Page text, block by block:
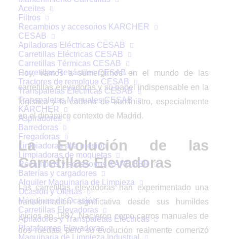
Aceites
Filtros
Recambios y accesorios KARCHER
CESAB
Apiladoras Eléctricas CESAB
Carretillas Eléctricas CESAB
Carretillas Térmicas CESAB
Carretillas Retráctiles CESAB
Tractores de remolque CESAB
Transpaletas Eléctricas CESAB
Transpaletas Manuales CESAB
KARCHER
Aspiradores
Barredoras
Fregadoras
Limpiadoras alta presión
Limpiadoras de moquetas
Recambios y accesorios KARCHER
Baterías y cargadores
Alquiler Maquinaria de Limpieza
Ocasión y Ofertas
Máquinas de Ocasión
Carretillas Elevadoras
Apiladores y Transpaletas Eléctricas
Plataformas Elevadoras
Maquinaria de Limpieza Industrial
Hoy, vamos a sumergirnos en el mundo de las
carretillas elevadoras y su papel indispensable en la
logística y la cadena de suministro, especialmente
en el dinámico contexto de Madrid.
La Evolución de las
Carretillas Elevadoras
Las carretillas elevadoras han experimentado una
transformación significativa desde sus humildes
inicios en 1887. Nacieron como carros manuales de
dos ruedas, pero su evolución realmente comenzó